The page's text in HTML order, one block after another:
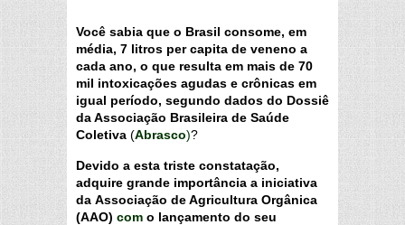
Você sabia que o Brasil consome, em
média, 7 litros per capita de veneno a
cada ano, o que resulta em mais de 70
mil intoxicações agudas e crônicas em
igual período, segundo dados do Dossiê
da Associação Brasileira de Saúde
Coletiva (Abrasco)?
Devido a esta triste constatação,
adquire grande importância a iniciativa
da Associação de Agricultura Orgânica
(AAO) com o lançamento do seu